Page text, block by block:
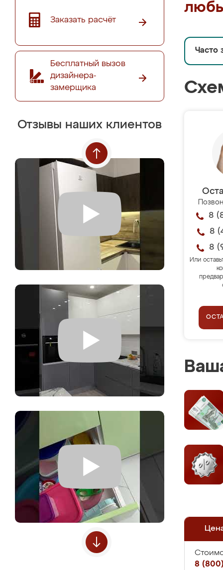
Заказать расчёт
Бесплатный вызов
дизайнера-
замерщика
Отзывы наших клиентов
Часто
8
8
8
Или
8